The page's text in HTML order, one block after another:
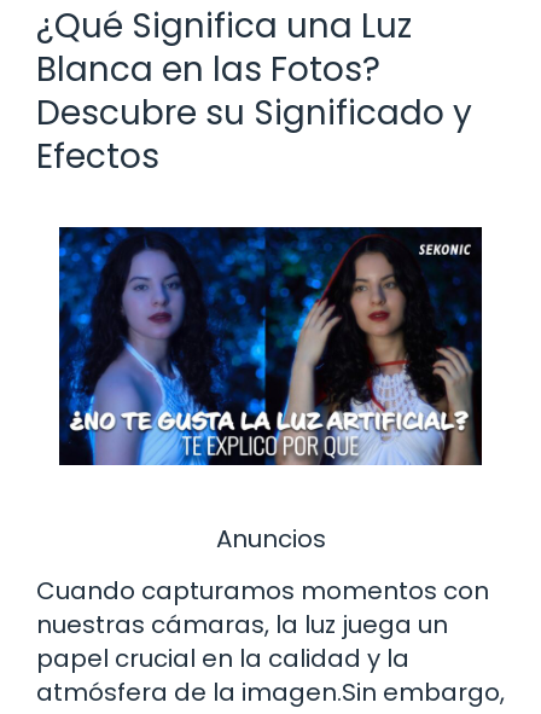
¿Qué Significa una Luz
Blanca en las Fotos?
Descubre su Significado y
Efectos
Anuncios
Cuando capturamos momentos con
nuestras cámaras, la luz juega un
papel crucial en la calidad y la
atmósfera de la imagen.Sin embargo,